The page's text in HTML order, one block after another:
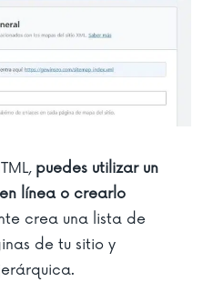
puedes utilizar un
línea o crearlo
crea una lista de
de tu sitio y